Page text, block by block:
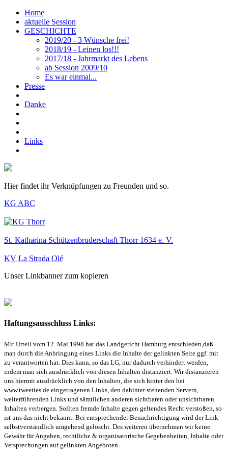
Home
aktuelle Session
GESCHICHTE
2019/20 - 3 Wünsche frei!
2018/19 - Leinen los!!!
2017/18 - Jahrmarkt des Lebens
ab Session 2009/10
Es war einmal...
Presse
Danke
Links
Hier findet ihr Verknüpfungen zu Freunden und so.
KG ABC
St. Katharina Schützenbruderschaft Thorr 1634 e. V.
KV La Strada Olé
Unser Linkbanner zum kopieren
Haftungsausschluss Links:
Mit Urteil vom 12. Mai 1998 hat das Landgericht Hamburg entschieden,daß
man durch die Anbringung eines Links die Inhalte der gelinkten Seite ggf. mit
zu verantworten hat. Dies kann, so das LG, nur dadurch verhindert werden,
indem man sich ausdrücklich von diesen Inhalten distanziert. Wir distanzieren
uns hiermit ausdrücklich von den Inhalten, die sich hinter den bei
www.tweeties.de eingetragenen Links, den dahinter stehenden Servern,
weiterführenden Links und sämtlichen anderen sichtbaren oder unsichtbaren
Inhalten verbergen. Sollten fremde Inhalte gegen geltendes Recht verstoßen, so
ist uns das nicht bekannt. Bei entsprechender Benachrichtigung wird der Link
selbstverständlich umgehend gelöscht. Des weiteren übernehmen wir keine
Gewähr für Angaben, rechtliche & organisatorische Gegebenheiten, Inhalte oder
Versprechungen auf gelinkten Angeboten.